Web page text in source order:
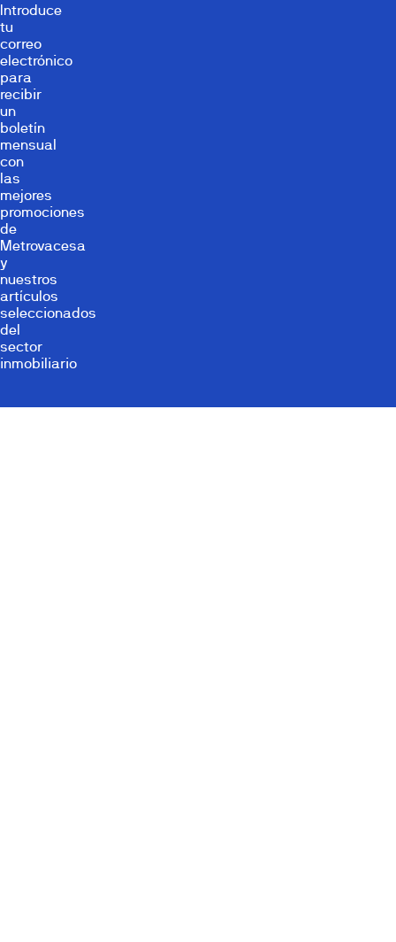
Introduce
tu
correo
electrónico
para
recibir
un
boletín
mensual
con
las
mejores
promociones
de
Metrovacesa
y
nuestros
artículos
seleccionados
del
sector
inmobiliario